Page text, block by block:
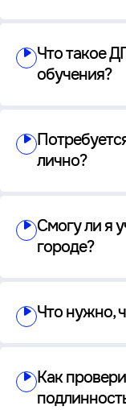
Что такое
обучения?
лично?
Смогу ли я
городе?
Что нужно,
Как